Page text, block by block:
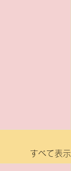
すべて表示